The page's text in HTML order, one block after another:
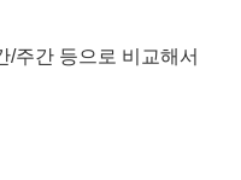
/주간 등으로 비교해서